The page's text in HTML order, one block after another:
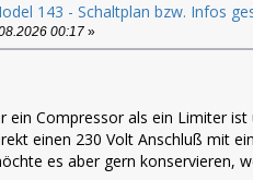
143 - Schaltplan bzw. Infos
00:17»
ein Compressor als ein Limiter
einen 230 Volt Anschluß mit
es aber gern konservieren,